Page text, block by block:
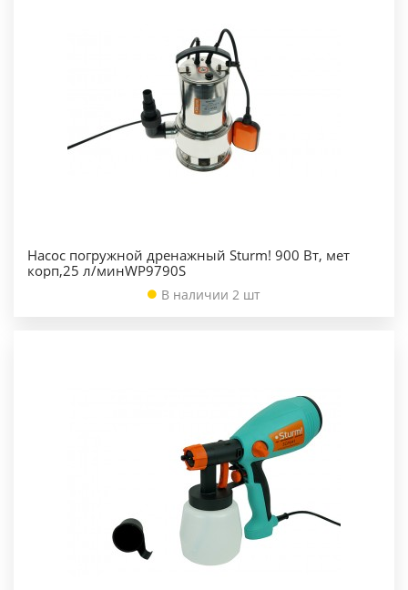
Насос погружной дренажный Sturm! 900 Вт, мет
корп,25 л/минWP9790S
В наличии 2 шт